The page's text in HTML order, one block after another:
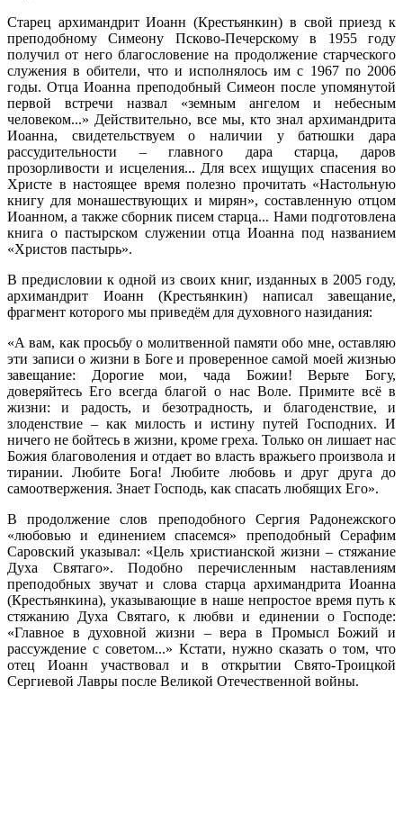
Старец архимандрит Иоанн (Крестьянкин) в свой приезд к
преподобному Симеону Псково-Печерскому в 1955 году
получил от него благословение на продолжение старческого
служения в обители, что и исполнялось им с 1967 по 2006
годы. Отца Иоанна преподобный Симеон после упомянутой
первой встречи назвал «земным ангелом и небесным
человеком...» Действительно, все мы, кто знал архимандрита
Иоанна, свидетельствуем о наличии у батюшки дара
рассудительности – главного дара старца, даров
прозорливости и исцеления... Для всех ищущих спасения во
Христе в настоящее время полезно прочитать «Настольную
книгу для монашествующих и мирян», составленную отцом
Иоанном, а также сборник писем старца... Нами подготовлена
книга о пастырском служении отца Иоанна под названием
«Христов пастырь».
В предисловии к одной из своих книг, изданных в 2005 году,
архимандрит Иоанн (Крестьянкин) написал завещание,
фрагмент которого мы приведём для духовного назидания:
«А вам, как просьбу о молитвенной памяти обо мне, оставляю
эти записи о жизни в Боге и проверенное самой моей жизнью
завещание: Дорогие мои, чада Божии! Верьте Богу,
доверяйтесь Его всегда благой о нас Воле. Примите всё в
жизни: и радость, и безотрадность, и благоденствие, и
злоденствие – как милость и истину путей Господних. И
ничего не бойтесь в жизни, кроме греха. Только он лишает нас
Божия благоволения и отдает во власть вражьего произвола и
тирании. Любите Бога! Любите любовь и друг друга до
самоотвержения. Знает Господь, как спасать любящих Его».
В продолжение слов преподобного Сергия Радонежского
«любовью и единением спасемся» преподобный Серафим
Саровский указывал: «Цель христианской жизни – стяжание
Духа Святаго». Подобно перечисленным наставлениям
преподобных звучат и слова старца архимандрита Иоанна
(Крестьянкина), указывающие в наше непростое время путь к
стяжанию Духа Святаго, к любви и единении о Господе:
«Главное в духовной жизни – вера в Промысл Божий и
рассуждение с советом...» Кстати, нужно сказать о том, что
отец Иоанн участвовал и в открытии Свято-Троицкой
Сергиевой Лавры после Великой Отечественной войны.